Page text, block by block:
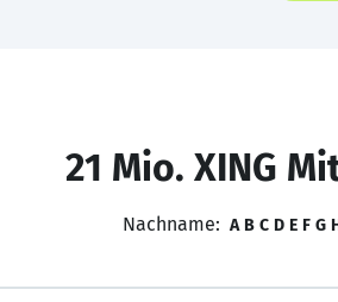
21 Mio. XING
Nachname: A B C D E F G